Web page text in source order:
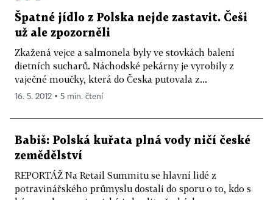
Špatné jídlo z Polska nejde zastavit. Češi
už ale zpozorněli
Zkažená vejce a salmonela byly ve stovkách balení
dietních sucharů. Náchodské pekárny je vyrobily z
vaječné moučky, která do Česka putovala z...
16. 5. 2012 ▪ 5 min. čtení
Babiš: Polská kuřata plná vody ničí české
zemědělství
REPORTÁŽ Na Retail Summitu se hlavní lidé z
potravinářského průmyslu dostali do sporu o to, kdo s